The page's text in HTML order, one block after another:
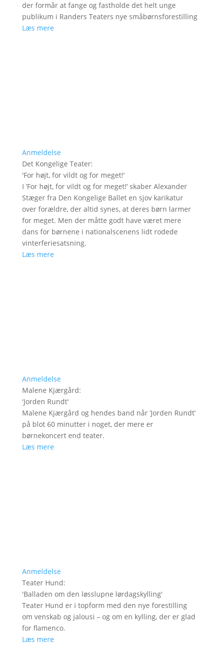
der formår at fange og fastholde det helt unge
publikum i Randers Teaters nye småbørnsforestilling
Læs mere
Anmeldelse
Det Kongelige Teater:
'For højt, for vildt og for meget!'
I ’For højt, for vildt og for meget!’ skaber Alexander
Stæger fra Den Kongelige Ballet en sjov karikatur
over forældre, der altid synes, at deres børn larmer
for meget. Men der måtte godt have været mere
dans for børnene i nationalscenens lidt rodede
vinterferiesatsning.
Læs mere
Anmeldelse
Malene Kjærgård:
'Jorden Rundt'
Malene Kjærgård og hendes band når ’Jorden Rundt’
på blot 60 minutter i noget, der mere er
børnekoncert end teater.
Læs mere
Anmeldelse
Teater Hund:
'Balladen om den løsslupne lørdagskylling'
Teater Hund er i topform med den nye forestilling
om venskab og jalousi – og om en kylling, der er glad
for flamenco.
Læs mere